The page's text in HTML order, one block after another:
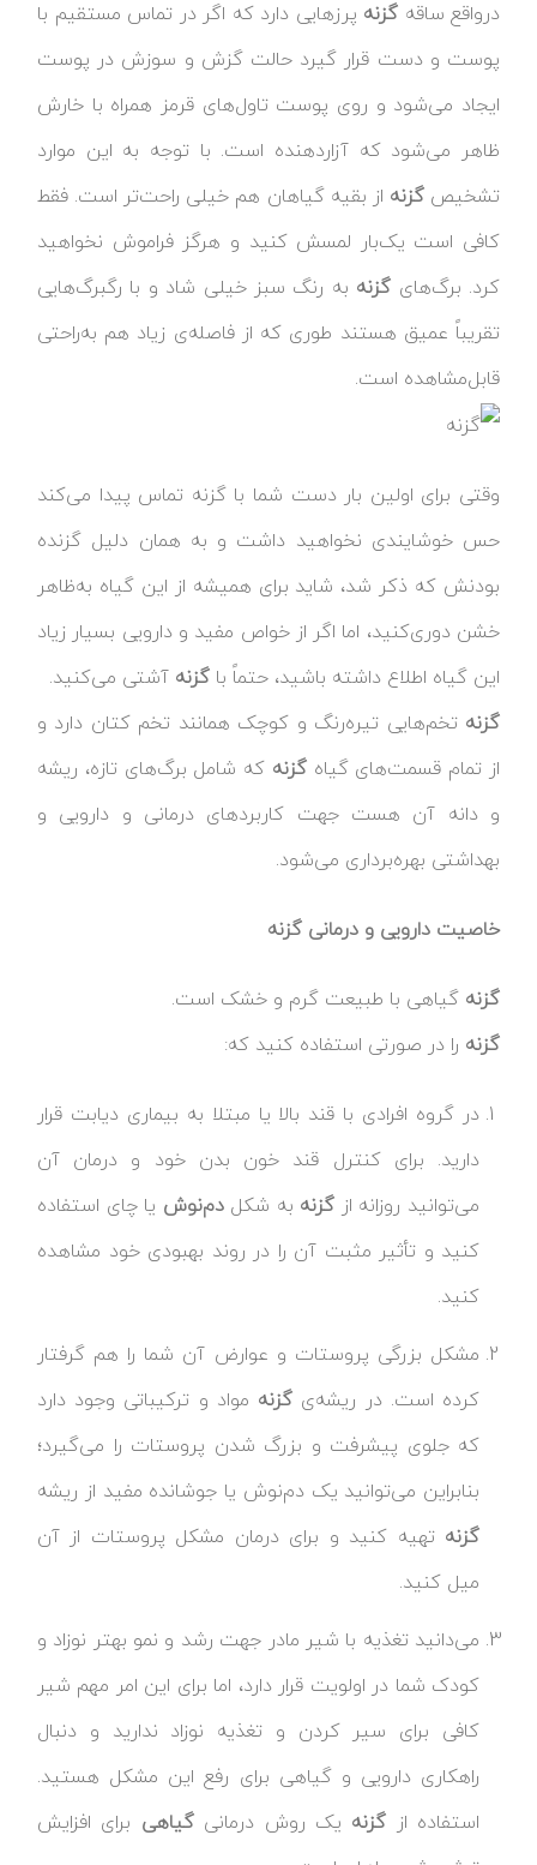
درواقع ساقه گزنه پرزهایی دارد که اگر در تماس مستقیم با
پوست و دست قرار گیرد حالت گزش و سوزش در پوست
ایجاد می‌شود و روی پوست تاول‌های قرمز همراه با خارش
ظاهر می‌شود که آزاردهنده است. با توجه به این موارد
تشخیصگزنه از بقیه گیاهان هم خیلی راحت‌تر است. فقط
کافی است یک‌بار لمسش کنید و هرگز فراموش نخواهید
کرد. برگ‌های گزنه به رنگ سبز خیلی شاد و با رگبرگ‌هایی
تقریباً عمیق هستند طوری که از فاصله‌ی زیاد هم به‌راحتی
قابل‌مشاهده است.
وقتی برای اولین بار دست شما با گزنه تماس پیدا می‌کند
حس خوشایندی نخواهید داشت و به همان دلیل گزنده
بودنش که ذکر شد، شاید برای همیشه از این گیاه به‌ظاهر
خشن دوری‌کنید، اما اگر از خواص مفید و دارویی بسیار زیاد
این گیاه اطلاع داشته باشید، حتماً با گزنه آشتی می‌کنید.
گزنه تخم‌هایی تیره‌رنگ و کوچک همانند تخم کتان دارد و
از تمام قسمت‌های گیاهگزنه که شامل برگ‌های تازه، ریشه
و دانه آن هست جهت کاربردهای درمانی و دارویی و
بهداشتی بهره‌برداری می‌شود.
خاصیت دارویی و درمانی گزنه
گزنه گیاهی با طبیعت گرم و خشک است.
گزنه را در صورتی استفاده کنید که:
در گروه افرادی با قند بالا یا مبتلا به بیماری دیابت قرار
دارید. برای کنترل قند خون بدن خود و درمان آن
می‌توانید روزانه از گزنه به شکلدم‌نوش یا چای استفاده
کنید و تأثیر مثبت آن را در روند بهبودی خود مشاهده
کنید.
مشکل بزرگی پروستات و عوارض آن شما را هم گرفتار
کرده است. در ریشه‌ی گزنه مواد و ترکیباتی وجود دارد
که جلوی پیشرفت و بزرگ شدن پروستات را می‌گیرد؛
بنابراین می‌توانید یک دم‌نوش یا جوشانده مفید از ریشه
گزنه تهیه کنید و برای درمان مشکل پروستات از آن
میل کنید.
می‌دانید تغذیه با شیر مادر جهت رشد و نمو بهتر نوزاد و
کودک شما در اولویت قرار دارد، اما برای این امر مهم شیر
کافی برای سیر کردن و تغذیه نوزاد ندارید و دنبال
راهکاری دارویی و گیاهی برای رفع این مشکل هستید.
استفاده از گزنه یک روش درمانیگیاهی برای افزایش